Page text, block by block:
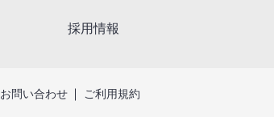
採用情報
お問い合わせ ご利用規約